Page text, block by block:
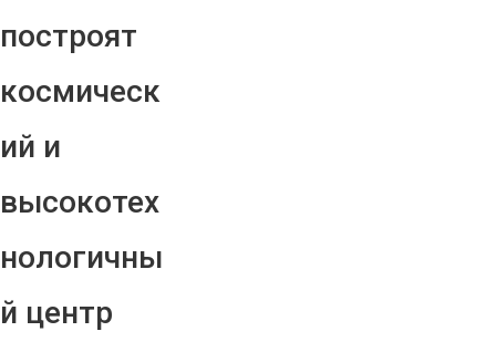
построят
космическ
ий и
высокотех
нологичны
й центр